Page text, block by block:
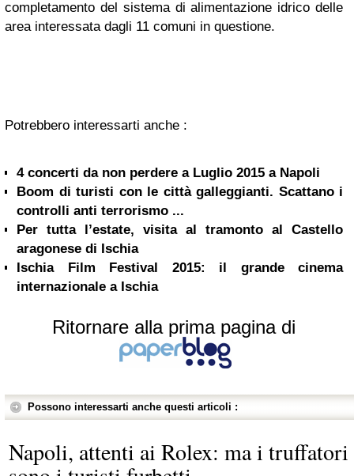
completamento del sistema di alimentazione idrico delle
area interessata dagli 11 comuni in questione.
Potrebbero interessarti anche :
4 concerti da non perdere a Luglio 2015 a Napoli
Boom di turisti con le città galleggianti. Scattano i
controlli anti terrorismo ...
Per tutta l’estate, visita al tramonto al Castello
aragonese di Ischia
Ischia Film Festival 2015: il grande cinema
internazionale a Ischia
Ritornare alla prima pagina di
Possono interessarti anche questi articoli :
Napoli, attenti ai Rolex: ma i truffatori